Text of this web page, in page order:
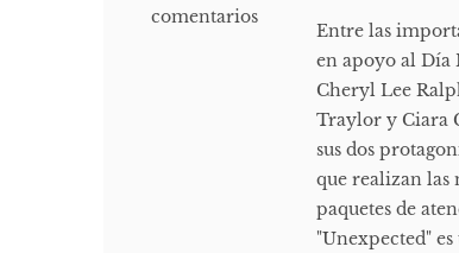
comentarios
Entre las
en apoyo al Día
Cheryl Lee
Traylor y Ciara
sus dos
que realizan las
paquetes de
"Unexpected"